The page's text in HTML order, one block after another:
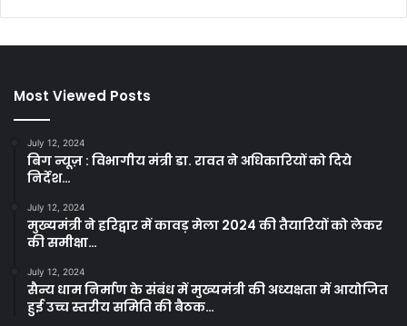
Most Viewed Posts
July 12, 2024
बिग न्यूज़ : विभागीय मंत्री डा. रावत ने अधिकारियों को दिये
निर्देश…
July 12, 2024
मुख्यमंत्री ने हरिद्वार में कावड़ मेला 2024 की तैयारियों को लेकर
की समीक्षा…
July 12, 2024
सैन्य धाम निर्माण के संबंध में मुख्यमंत्री की अध्यक्षता में आयोजित
हुई उच्च स्तरीय समिति की बैठक…